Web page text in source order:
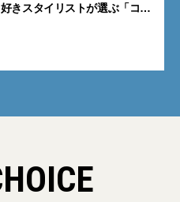
好きスタイリストが選ぶ「コス